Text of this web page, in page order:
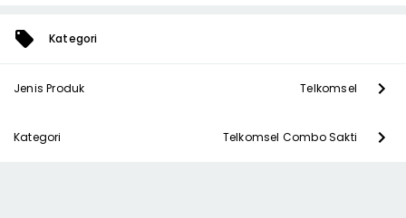
Kategori
Jenis Produk Telkomsel
Kategori Telkomsel Combo Sakti